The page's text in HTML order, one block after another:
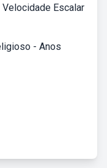
Escalar
- Anos